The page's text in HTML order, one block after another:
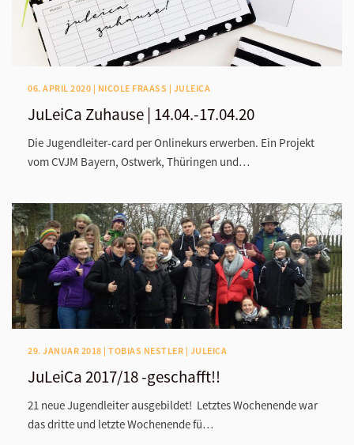
06. APRIL 2020 | NICOLE FRAASS | JULEICA
JuLeiCa Zuhause | 14.04.-17.04.20
Die Jugendleiter-card per Onlinekurs erwerben. Ein Projekt
vom CVJM Bayern, Ostwerk, Thüringen und…
29. JANUAR 2018 | TOBIAS NESTLER | JULEICA
JuLeiCa 2017/18 -geschafft!!
21 neue Jugendleiter ausgebildet! Letztes Wochenende war
das dritte und letzte Wochenende fü…